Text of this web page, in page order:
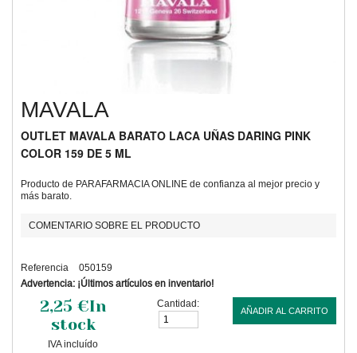
MAVALA
OUTLET MAVALA BARATO LACA UÑAS DARING PINK
COLOR 159 DE 5 ML
Producto de PARAFARMACIA ONLINE de confianza al mejor precio y
más barato.
COMENTARIO SOBRE EL PRODUCTO
Referencia
050159
Advertencia: ¡Últimos artículos en inventario!
2,25 €In
stock
IVA incluído
Cantidad:
AÑADIR AL CARRITO